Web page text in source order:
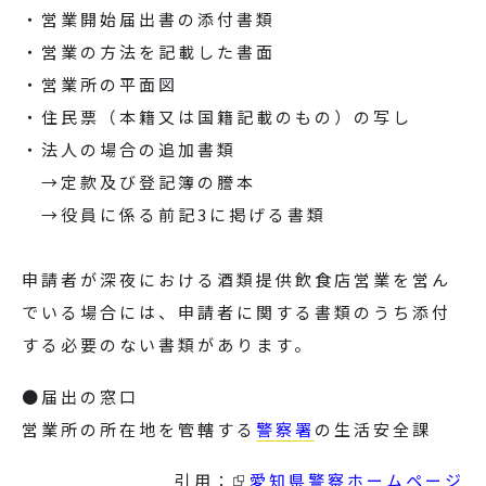
・営業開始届出書の添付書類
・営業の方法を記載した書面
・営業所の平面図
・住民票（本籍又は国籍記載のもの）の写し
・法人の場合の追加書類
→定款及び登記簿の謄本
→役員に係る前記3に掲げる書類
申請者が深夜における酒類提供飲食店営業を営ん
でいる場合には、申請者に関する書類のうち添付
する必要のない書類があります。
●届出の窓口
営業所の所在地を管轄する 警察署の生活安全課
引用： 愛知県警察ホームページ